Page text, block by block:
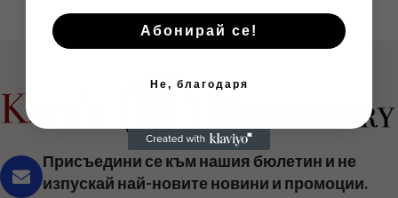
Присъедини се към нашия бюлетин и не
изпускай най-новите новини и промоции.
Абонирай се!
Не, благодаря